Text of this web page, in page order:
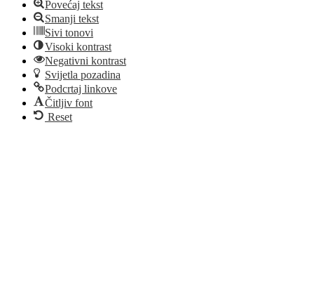
Povećaj tekst
Smanji tekst
Sivi tonovi
Visoki kontrast
Negativni kontrast
Svijetla pozadina
Podcrtaj linkove
Čitljiv font
Reset